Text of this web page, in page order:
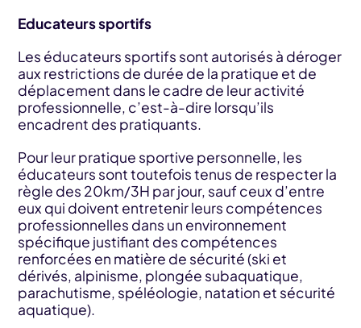
Educateurs sportifs
Les éducateurs sportifs sont autorisés à déroger
aux restrictions de durée de la pratique et de
déplacement dans le cadre de leur activité
professionnelle, c’est-à-dire lorsqu’ils
encadrent des pratiquants.
Pour leur pratique sportive personnelle, les
éducateurs sont toutefois tenus de respecter la
règle des 20km/3H par jour, sauf ceux d’entre
eux qui doivent entretenir leurs compétences
professionnelles dans un environnement
spécifique justifiant des compétences
renforcées en matière de sécurité (ski et
dérivés, alpinisme, plongée subaquatique,
parachutisme, spéléologie, natation et sécurité
aquatique).